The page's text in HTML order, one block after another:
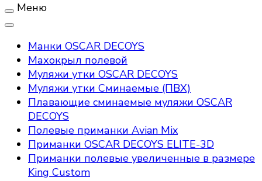
Меню
Манки OSCAR DECOYS
Махокрыл полевой
Муляжи утки OSCAR DECOYS
Муляжи утки Сминаемые (ПВХ)
Плавающие сминаемые муляжи OSCAR
DECOYS
Полевые приманки Avian Mix
Приманки OSCAR DECOYS ELITE-3D
Приманки полевые увеличенные в размере
King Custom